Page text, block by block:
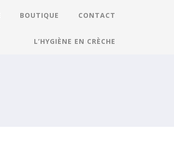
BOUTIQUE CONTACT
L’HYGIÈNE EN CRÈCHE